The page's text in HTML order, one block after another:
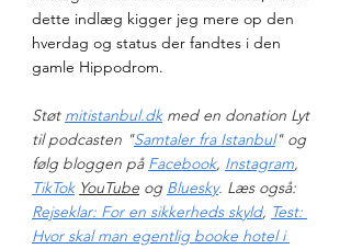
dette indlæg kigger jeg mere op den
hverdag og status der fandtes i den
gamle Hippodrom.
Støt mitistanbul.dk med en donation Lyt
til podcasten "Samtaler fra Istanbul" og
følg bloggen på Facebook, Instagram,
TikTok YouTube og Bluesky. Læs også:
Rejseklar: For en sikkerheds skyld, Test:
Hvor skal man egentlig booke hotel i